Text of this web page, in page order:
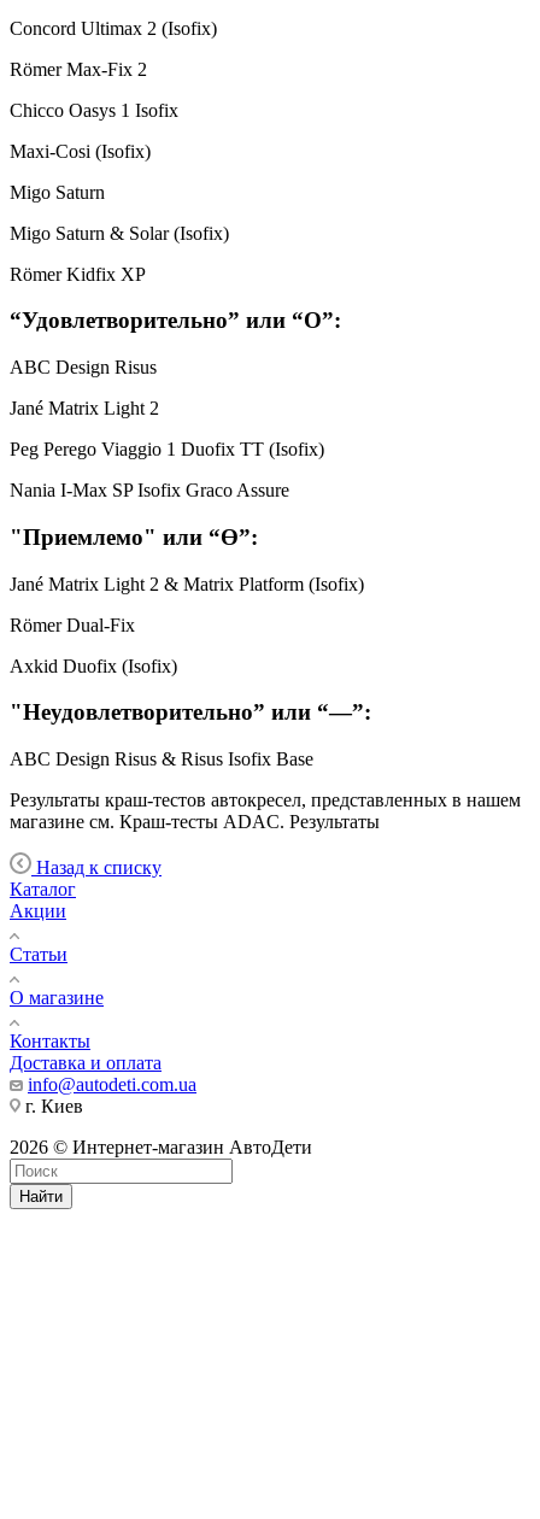
Concord Ultimax 2 (Isofix)
Römer Max-Fix 2
Chicco Oasys 1 Isofix
Maxi-Cosi (Isofix)
Migo Saturn
Migo Saturn & Solar (Isofix)
Römer Kidfix XP
“Удовлетворительно” или “О”:
ABC Design Risus
Jané Matrix Light 2
Peg Perego Viaggio 1 Duofix TT (Isofix)
Nania I-Max SP Isofix Graco Assure
"Приемлемо" или “Ɵ”:
Jané Matrix Light 2 & Matrix Platform (Isofix)
Römer Dual-Fix
Axkid Duofix (Isofix)
"Неудовлетворительно” или “—”:
ABC Design Risus & Risus Isofix Base
Результаты краш-тестов автокресел, представленных в нашем
магазине см. Краш-тесты ADAC. Результаты
Назад к списку
Каталог
Акции
Статьи
О магазине
Контакты
Доставка и оплата
info@autodeti.com.ua
г. Киев
2026 © Интернет-магазин АвтоДети
Найти